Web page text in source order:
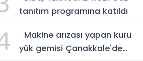
tanıtım programına katıldı
Makine arızası yapan kuru
yük gemisi Çanakkale'de